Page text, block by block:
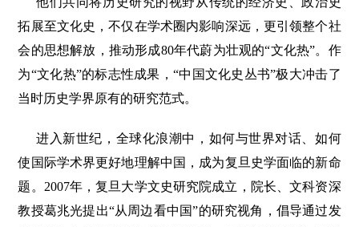
拓展至文化史，不仅在学术圈内影响深远，更引领整个社
会的思想解放，推动形成80年代蔚为壮观的“文化热”。作
为“文化热”的标志性成果，“中国文化史丛书”极大冲击了
当时历史学界原有的研究范式。
进入新世纪，全球化浪潮中，如何与世界对话、如何
使国际学术界更好地理解中国，成为复旦史学面临的新命
题。2007年，复旦大学文史研究院成立，院长、文科资深
教授葛兆光提出“从周边看中国”的研究视角，倡导通过发